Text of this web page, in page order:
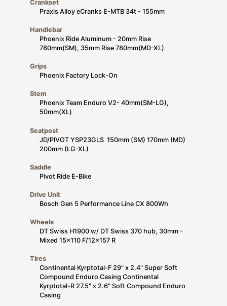
Crankset
Praxis Alloy eCranks E-MTB 34t - 155mm
Handlebar
Phoenix Ride Aluminum - 20mm Rise
780mm(SM), 35mm Rise 780mm(MD-XL)
Grips
Phoenix Factory Lock-On
Stem
Phoenix Team Enduro V2- 40mm(SM-LG),
50mm(XL)
Seatpost
JD/PIVOT YSP23GLS 150mm (SM) 170mm (MD)
200mm (LG-XL)
Saddle
Pivot Ride E-Bike
Drive Unit
Bosch Gen 5 Performance Line CX 800Wh
Wheels
DT Swiss H1900 w/ DT Swiss 370 hub, 30mm -
Mixed 15x110 F/12x157 R
Tires
Continental Kyrptotal-F 29" x 2.4" Super Soft
Compound Enduro Casing Continental
Kyrptotal-R 27.5" x 2.6" Soft Compound Enduro
Casing